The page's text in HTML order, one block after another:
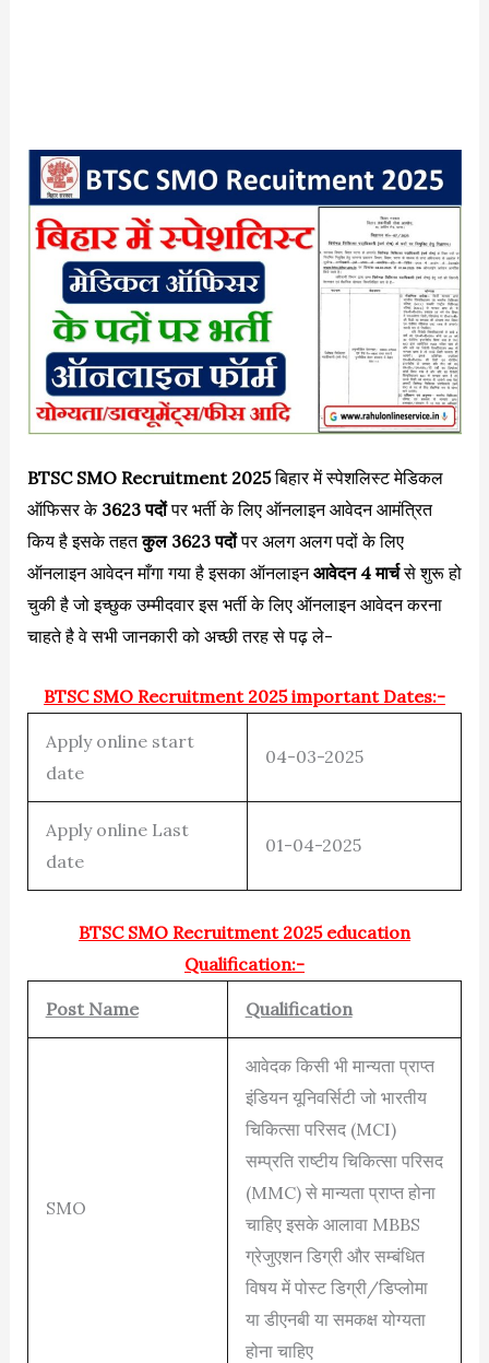
BTSC SMO Recruitment 2025बिहार में स्पेशलिस्ट मेडिकल
ऑफिसर के 3623 पदोंपर भर्ती के लिए ऑनलाइन आवेदन आमंत्रित
किय है इसके तहतकुल 3623 पदोंपर अलग अलग पदों के लिए
ऑनलाइन आवेदन माँगा गया है इसका ऑनलाइनआवेदन 4 मार्चसे शुरू हो
चुकी है जो इच्छुक उम्मीदवार इस भर्ती के लिए ऑनलाइन आवेदन करना
चाहते है वे सभी जानकारी को अच्छी तरह से पढ़ ले-
BTSC SMO Recruitment 2025 important Dates:-
Apply online start
date
04-03-2025
Apply online Last
date
01-04-2025
BTSC SMO Recruitment 2025 education
Qualification:-
Post Name Qualification
SMO
आवेदक किसी भी मान्यता प्राप्त
इंडियन यूनिवर्सिटी जो भारतीय
चिकित्सा परिसद (MCI)
सम्प्रति राष्टीय चिकित्सा परिसद
(MMC) से मान्यता प्राप्त होना
चाहिए इसके आलावा MBBS
ग्रेजुएशन डिग्री और सम्बंधित
विषय में पोस्ट डिग्री/डिप्लोमा
या डीएनबी या समकक्ष योग्यता
होना चाहिए